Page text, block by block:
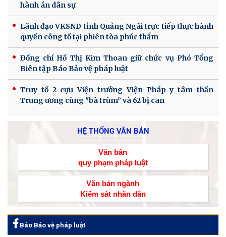
hành án dân sự
Lãnh đạo VKSND tỉnh Quảng Ngãi trực tiếp thực hành
quyền công tố tại phiên tòa phúc thẩm
Đồng chí Hồ Thị Kim Thoan giữ chức vụ Phó Tổng
Biên tập Báo Bảo vệ pháp luật
Truy tố 2 cựu Viện trưởng Viện Pháp y tâm thần
Trung ương cùng "bà trùm” và 62 bị can
HỆ THỐNG VĂN BẢN
Văn bản
quy phạm pháp luật
Văn bản ngành
Kiểm sát nhân dân
Báo Bảo vệ pháp luật